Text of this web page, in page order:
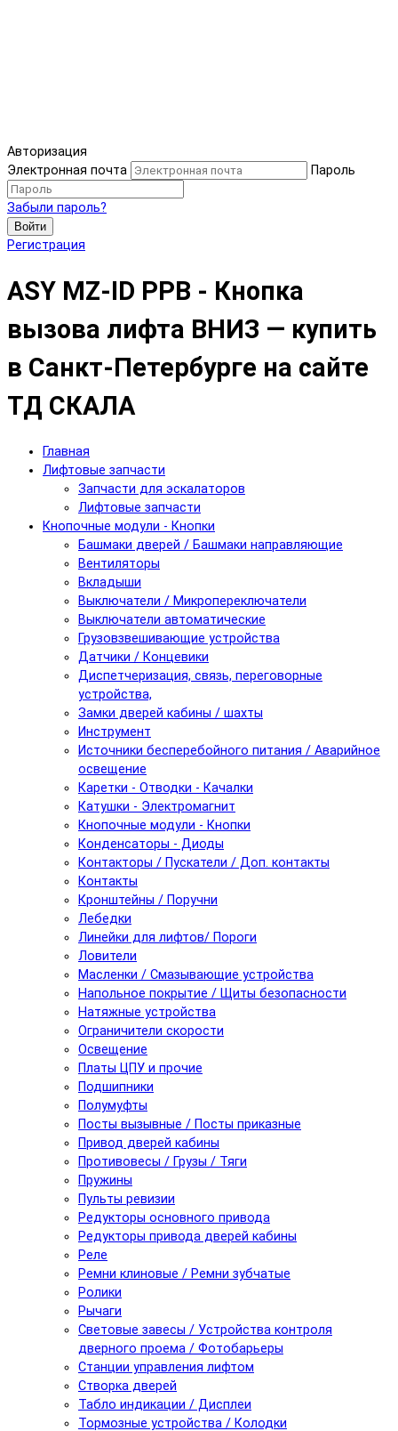
Авторизация
Электронная почта
Пароль
Забыли пароль?
Войти
Регистрация
ASY MZ-ID РРВ - Кнопка
вызова лифта ВНИЗ — купить
в Санкт-Петербурге на сайте
ТД СКАЛА
Главная
Лифтовые запчасти
Запчасти для эскалаторов
Лифтовые запчасти
Кнопочные модули - Кнопки
Башмаки дверей / Башмаки направляющие
Вентиляторы
Вкладыши
Выключатели / Микропереключатели
Выключатели автоматические
Грузовзвешивающие устройства
Датчики / Концевики
Диспетчеризация, связь, переговорные
устройства,
Замки дверей кабины / шахты
Инструмент
Источники бесперебойного питания / Аварийное
освещение
Каретки - Отводки - Качалки
Катушки - Электромагнит
Кнопочные модули - Кнопки
Конденсаторы - Диоды
Контакторы / Пускатели / Доп. контакты
Контакты
Кронштейны / Поручни
Лебедки
Линейки для лифтов/ Пороги
Ловители
Масленки / Смазывающие устройства
Напольное покрытие / Щиты безопасности
Натяжные устройства
Ограничители скорости
Освещение
Платы ЦПУ и прочие
Подшипники
Полумуфты
Посты вызывные / Посты приказные
Привод дверей кабины
Противовесы / Грузы / Тяги
Пружины
Пульты ревизии
Редукторы основного привода
Редукторы привода дверей кабины
Реле
Ремни клиновые / Ремни зубчатые
Ролики
Рычаги
Световые завесы / Устройства контроля
дверного проема / Фотобарьеры
Станции управления лифтом
Створка дверей
Табло индикации / Дисплеи
Тормозные устройства / Колодки